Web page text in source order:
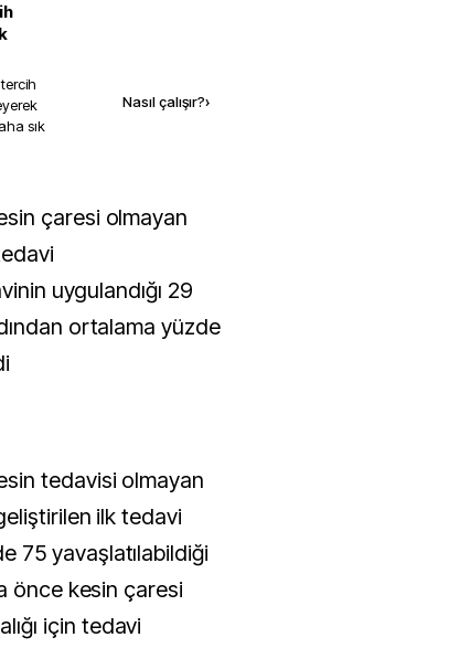
sık
Nasıl çalışır?›
uygulandığı 29
ortalama yüzde
tedavisi olmayan
ilk tedavi
75 yavaşlatılabildiği
önce kesin çaresi
için tedavi